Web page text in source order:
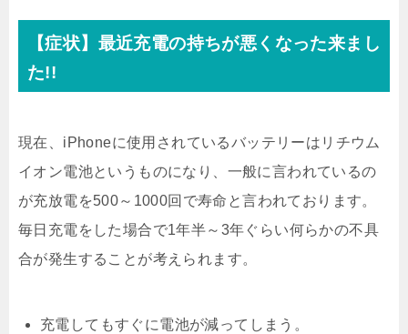
【症状】最近充電の持ちが悪くなった来まし
た!!
現在、iPhoneに使用されているバッテリーはリチウム
イオン電池というものになり、一般に言われているの
が充放電を500～1000回で寿命と言われております。
毎日充電をした場合で1年半～3年ぐらい何らかの不具
合が発生することが考えられます。
充電してもすぐに電池が減ってしまう。